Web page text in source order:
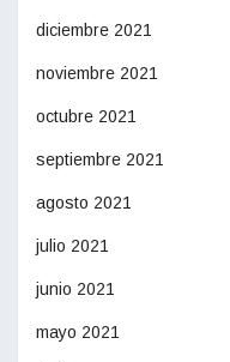
diciembre 2021
noviembre 2021
octubre 2021
septiembre 2021
agosto 2021
julio 2021
junio 2021
mayo 2021